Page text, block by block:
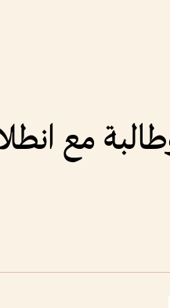
150 ألف طالب وطالبة